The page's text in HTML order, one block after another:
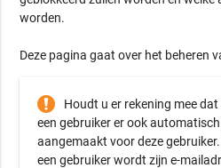
worden.
Deze pagina gaat over het beheren
Houdt u er rekening mee
een gebruiker er ook
aangemaakt voor deze
een gebruiker wordt zijn e-